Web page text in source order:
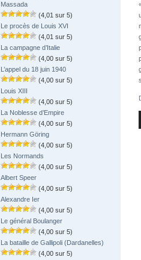
Massada
(4,01 sur 5)
Le procès de Louis XVI
(4,01 sur 5)
La campagne d’Italie
(4,00 sur 5)
L’appel du 18 juin 1940
(4,00 sur 5)
Louis XIII
(4,00 sur 5)
La Noblesse d’Empire
(4,00 sur 5)
Hermann Göring
(4,00 sur 5)
Les Normands
(4,00 sur 5)
Albert Speer
(4,00 sur 5)
Alexandre Ier
(4,00 sur 5)
Le général Boulanger
(4,00 sur 5)
La bataille de Gallipoli (Dardanelles)
(4,00 sur 5)